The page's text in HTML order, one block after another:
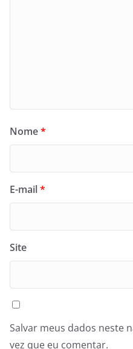
Nome*
E-mail*
Site
Salvar meus dados neste
vez que eu comentar.